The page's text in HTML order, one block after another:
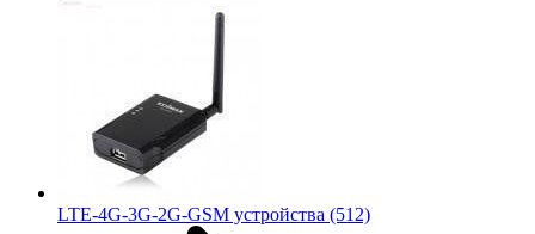
LTE-4G-3G-2G-GSM устройства (512)